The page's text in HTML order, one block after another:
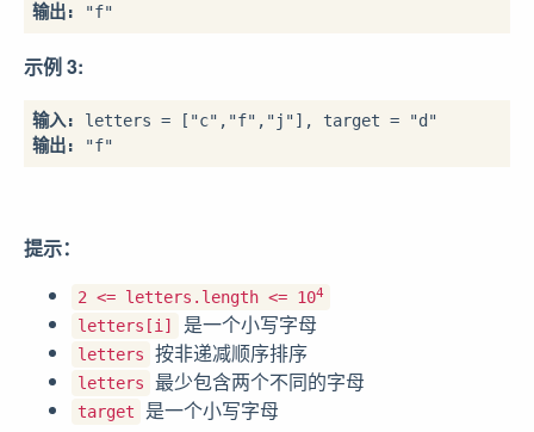
输出:
示例 3:
输入:
输出:
提示：
2 <= letters.length <= 104
letters[i] 是一个小写字母
letters 按非递减顺序排序
letters 最少包含两个不同的字母
target 是一个小写字母